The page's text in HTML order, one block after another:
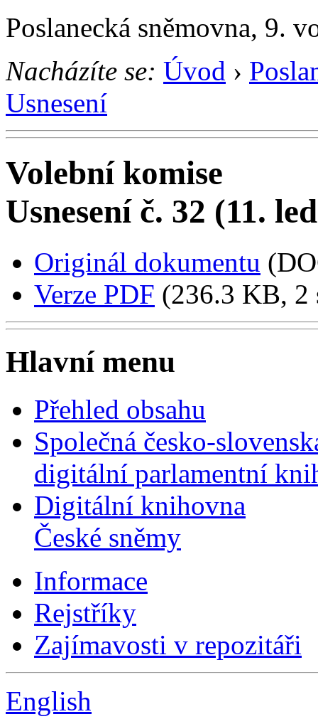
Poslanecká sněmovna, 9.
Nacházíte se: Úvod ›
Usnesení
Volební komise
Usnesení č. 32 (11.
Originál dokumentu
Verze PDF (236.3 KB, 2
Hlavní menu
Přehled obsahu
Společná česko-
digitální parlamentní
Digitální knihovna
České sněmy
Informace
Rejstříky
Zajímavosti v repozitáři
English